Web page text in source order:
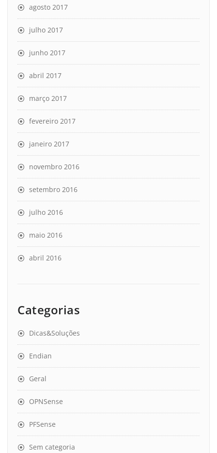
agosto 2017
julho 2017
junho 2017
abril 2017
março 2017
fevereiro 2017
janeiro 2017
novembro 2016
setembro 2016
julho 2016
maio 2016
abril 2016
Categorias
Dicas&Soluções
Endian
Geral
OPNSense
PFSense
Sem categoria